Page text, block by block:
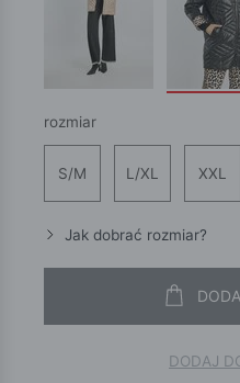
rozmiar
S/M L/XL XXL
Jak dobrać rozmiar?
DODAJ